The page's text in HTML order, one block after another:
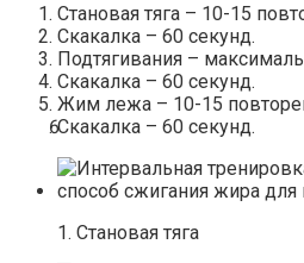
Становая тяга – 10-15
Скакалка – 60 секунд.
Подтягивания –
Скакалка – 60 секунд.
Жим лежа – 10-15
Скакалка – 60 секунд.
1. Становая тяга